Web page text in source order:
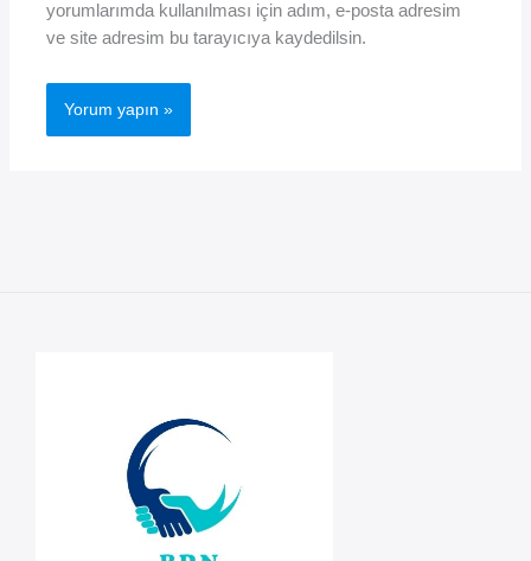
yorumlarımda kullanılması için adım, e-posta adresim
ve site adresim bu tarayıcıya kaydedilsin.